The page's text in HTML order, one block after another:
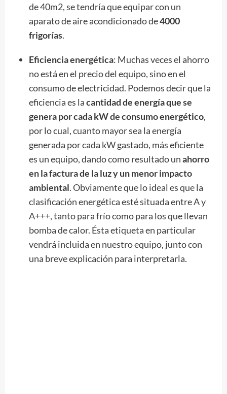
de 40m2, se tendría que equipar con un
aparato de aire acondicionado de4000
frigorías.
Eficiencia energética: Muchas veces el ahorro
no está en el precio del equipo, sino en el
consumo de electricidad. Podemos decir que la
eficiencia es lacantidad de energía que se
genera por cada kW de consumo energético,
por lo cual, cuanto mayor sea la energía
generada por cada kW gastado, más eficiente
es un equipo, dando como resultado unahorro
en la factura de la luz y un menor impacto
ambiental. Obviamente que lo ideal es que la
clasificación energética esté situada entre A y
A+++, tanto para frío como para los que llevan
bomba de calor. Ésta etiqueta en particular
vendrá incluida en nuestro equipo, junto con
una breve explicación para interpretarla.